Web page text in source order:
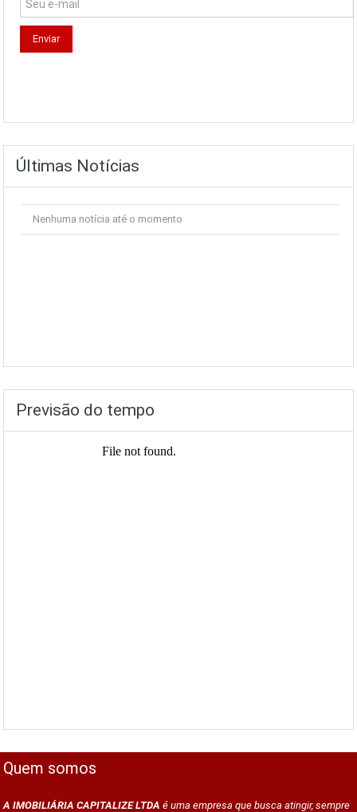
Últimas Notícias
Nenhuma notícia até o momento
Previsão do tempo
Quem somos
A IMOBILIÁRIA CAPITALIZE LTDA é uma empresa que busca atingir, sempre